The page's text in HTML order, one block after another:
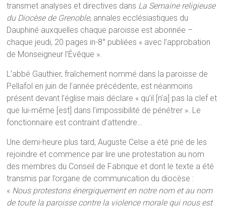
transmet analyses et directives dans La Semaine religieuse
du Diocèse de Grenoble, annales ecclésiastiques du
Dauphiné auxquelles chaque paroisse est abonnée –
chaque jeudi, 20 pages in-8° publiées « avec l’approbation
de Monseigneur l’Évêque ».
L’abbé Gauthier, fraîchement nommé dans la paroisse de
Pellafol en juin de l’année précédente, est néanmoins
présent devant l’église mais déclare « qu’il [n’a] pas la clef et
que lui-même [est] dans l’impossibilité de pénétrer ». Le
fonctionnaire est contraint d’attendre…
Une demi-heure plus tard, Auguste Celse a été prié de les
rejoindre et commence par lire une protestation au nom
des membres du Conseil de Fabrique et dont le texte a été
transmis par l’organe de communication du diocèse :
« Nous protestons énergiquement en notre nom et au nom
de toute la paroisse contre la violence morale qui nous est